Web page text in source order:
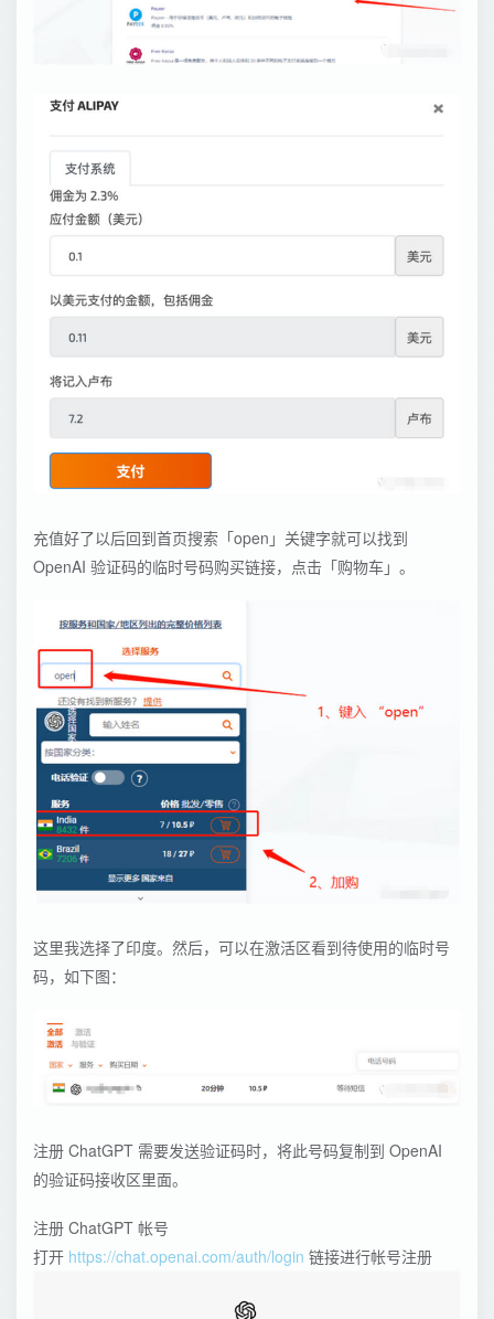
充值好了以后回到首页搜索「open」关键字就可以找到
OpenAI 验证码的临时号码购买链接，点击「购物车」。
这里我选择了印度。然后，可以在激活区看到待使用的临时号
码，如下图：
注册 ChatGPT 需要发送验证码时，将此号码复制到 OpenAI
的验证码接收区里面。
注册 ChatGPT 帐号
打开 https://chat.openai.com/auth/login 链接进行帐号注册